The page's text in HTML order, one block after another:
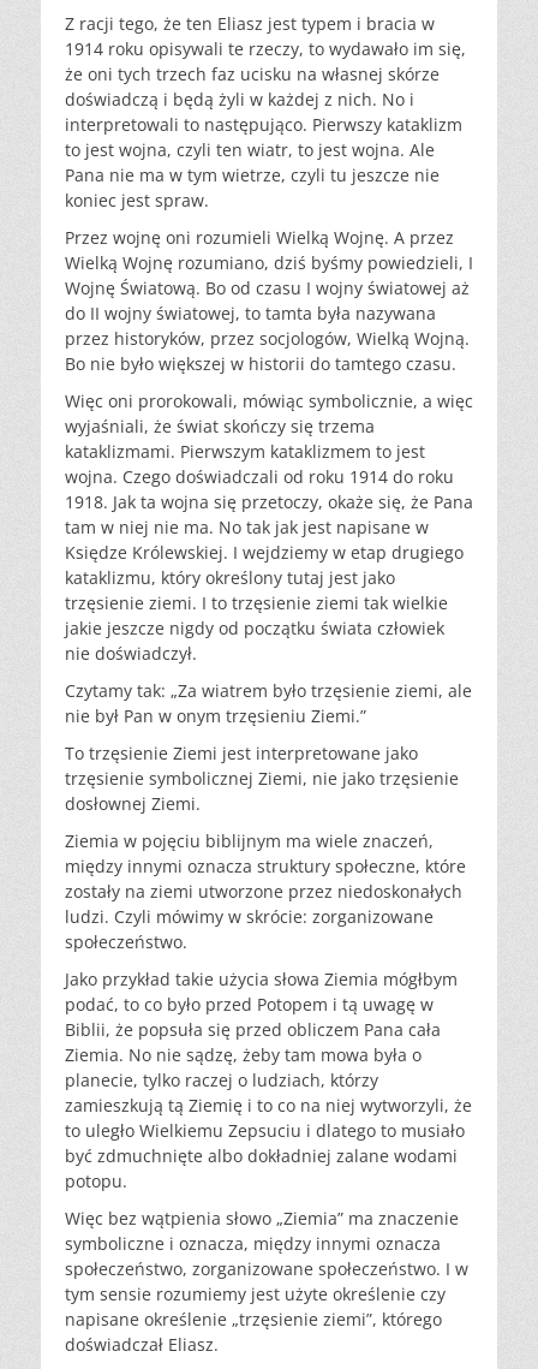
Z racji tego, że ten Eliasz jest typem i bracia w
1914 roku opisywali te rzeczy, to wydawało im się,
że oni tych trzech faz ucisku na własnej skórze
doświadczą i będą żyli w każdej z nich. No i
interpretowali to następująco. Pierwszy kataklizm
to jest wojna, czyli ten wiatr, to jest wojna. Ale
Pana nie ma w tym wietrze, czyli tu jeszcze nie
koniec jest spraw.
Przez wojnę oni rozumieli Wielką Wojnę. A przez
Wielką Wojnę rozumiano, dziś byśmy powiedzieli, I
Wojnę Światową. Bo od czasu I wojny światowej aż
do II wojny światowej, to tamta była nazywana
przez historyków, przez socjologów, Wielką Wojną.
Bo nie było większej w historii do tamtego czasu.
Więc oni prorokowali, mówiąc symbolicznie, a więc
wyjaśniali, że świat skończy się trzema
kataklizmami. Pierwszym kataklizmem to jest
wojna. Czego doświadczali od roku 1914 do roku
1918. Jak ta wojna się przetoczy, okaże się, że Pana
tam w niej nie ma. No tak jak jest napisane w
Księdze Królewskiej. I wejdziemy w etap drugiego
kataklizmu, który określony tutaj jest jako
trzęsienie ziemi. I to trzęsienie ziemi tak wielkie
jakie jeszcze nigdy od początku świata człowiek
nie doświadczył.
Czytamy tak: „Za wiatrem było trzęsienie ziemi, ale
nie był Pan w onym trzęsieniu Ziemi.”
To trzęsienie Ziemi jest interpretowane jako
trzęsienie symbolicznej Ziemi, nie jako trzęsienie
dosłownej Ziemi.
Ziemia w pojęciu biblijnym ma wiele znaczeń,
między innymi oznacza struktury społeczne, które
zostały na ziemi utworzone przez niedoskonałych
ludzi. Czyli mówimy w skrócie: zorganizowane
społeczeństwo.
Jako przykład takie użycia słowa Ziemia mógłbym
podać, to co było przed Potopem i tą uwagę w
Biblii, że popsuła się przed obliczem Pana cała
Ziemia. No nie sądzę, żeby tam mowa była o
planecie, tylko raczej o ludziach, którzy
zamieszkują tą Ziemię i to co na niej wytworzyli, że
to uległo Wielkiemu Zepsuciu i dlatego to musiało
być zdmuchnięte albo dokładniej zalane wodami
potopu.
Więc bez wątpienia słowo „Ziemia” ma znaczenie
symboliczne i oznacza, między innymi oznacza
społeczeństwo, zorganizowane społeczeństwo. I w
tym sensie rozumiemy jest użyte określenie czy
napisane określenie „trzęsienie ziemi”, którego
doświadczał Eliasz.